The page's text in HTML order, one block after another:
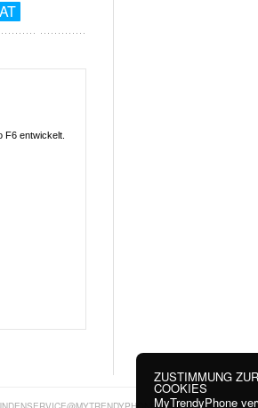
F6 entwickelt.
ZUSTIMMUNG
COOKIES
MyTrendyPhone